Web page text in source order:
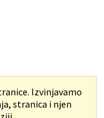
Izvinjavamo
stranica i njen